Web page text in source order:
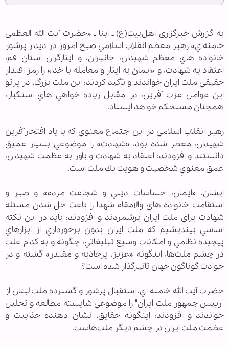
به گزارش خبرگزاری اهل‌‏بیت(ع) ـ ابنا ـ «حضرت آيت الله العظمی
خامنه‌‏اي» رهبر معظم انقلاب اسلامي صبح امروز در ديدار پرشور
خانواده هاي معظم شهيدان، جانبازان، و ايثارگران استان قم،
اعتقاد به شهادت، و «ايمان به ايثار و معامله با خدا» را رمز اقتدار
حقيقي ملت ايران خواندند و تأكيد كردند: اين ملت بزرگ، در پرتو
اين عوامل عزت آفرين، در مقابل زياده خواهي هاي استكبار،
همچنان مستحكم خواهد ايستاد.
رهبر انقلاب اسلامي در اين اجتماع معنوي كه با ياد افتخارآفرين
شهيدان، معطر شده بود، «شهادت» را موضوعي بسيار عميق
دانستند و افزودند: اعتقاد به شهادت و باور به عظمت شهيدان،
عمق معنويِ شخصيت و هويت يك ملت است.
ايشان، «ايمان، احساسات ديني و شجاعت مردم» و صبر و
استقامت خانواده هاي والامقام شهدا را باعث حل شدن مسئله
شهادت براي ملت ايران برشمردند و افزودند: بايد در اين نكته
اساسي بينديشيم كه ملت ايران بدون برخورداري از ابزارهاي
پيچيده نظامي و امكانات وسيع تبليغاتي، چگونه و به كدام علت
در چشم ملت‌ها، اينگونه «عزيز، پرجاذبه و مقتدر» گشته و در
حوادث گوناگون جهان تأثيرگذار شده است؟
حضرت آيت الله خامنه اي، استقبال پرشور و گسترده ملت لبنان از
"ریيس جمهور ملت ايران" را موضوعي شايسته مطالعه و تحليل
خواندند و افزودند: اينگونه حقايق، نشان دهنده جذابيت و
عظمت ملت ايران در چشم ديگر ملت‌هاست.